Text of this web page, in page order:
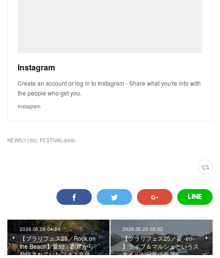
Instagram
Create an account or log in to Instagram - Share what you're into with
the people who get you.
Instagram
NEWS(1150) FESTIVAL(609)
2026.05.26 04:24
【ブラリフェス25／Rock on
the Beach】愛知・西尾から
発信されていたフェス文化…
2026.05.20 05:32
【ブラリフェス25／宴 -en-
】ライブ＆マルシェというス
タイルが日常の風景へ。